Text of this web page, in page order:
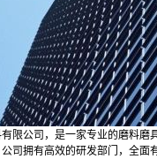
限公司，是一家专业的磨料磨
司拥有高效的研发部门，全面